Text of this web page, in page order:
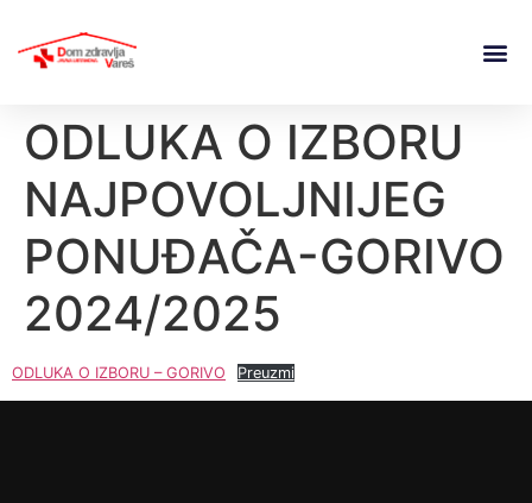
ODLUKA O IZBORU
NAJPOVOLJNIJEG
PONUĐAČA-GORIVO
2024/2025
ODLUKA O IZBORU – GORIVO Preuzmi